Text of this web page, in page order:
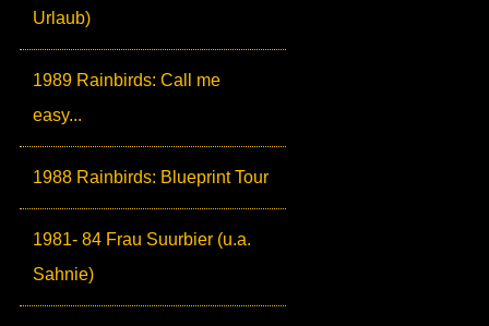
Urlaub)
1989 Rainbirds: Call me
easy...
1988 Rainbirds: Blueprint Tour
1981- 84 Frau Suurbier (u.a.
Sahnie)